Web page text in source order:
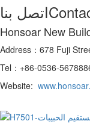
اتصل بنا
Honsoar New
Address：678 Fuji
Tel：+86-0536-
Website: